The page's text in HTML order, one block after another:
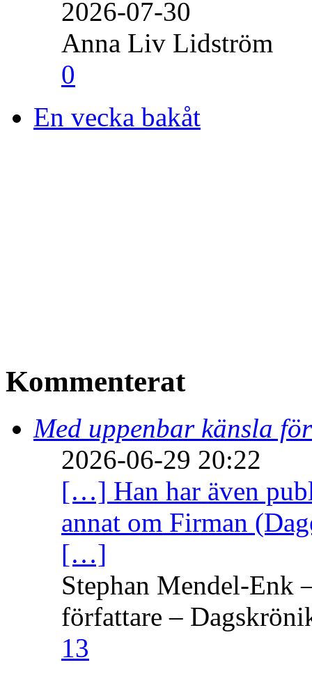
2026-07-30
Anna Liv Lidström
0
En vecka bakåt
Kommenterat
Med uppenbar känsla
2026-06-29 20:22
[…] Han har även
annat om Firman
[…]
Stephan Mendel-Enk
författare –
13